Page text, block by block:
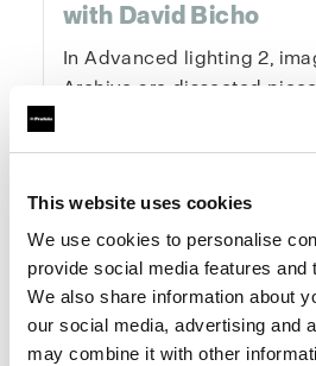
This website uses cookies
We use cookies to personalise
provide social media features and
We also share information about
our social media, advertising and
may combine it with other
with David Bicho
In Advanced lighting 2,
Archive are dissected
see exactly how they were
lighting diagrams, and
gives you the tools and
your photography
creatively — from concept
One-Time Purchase